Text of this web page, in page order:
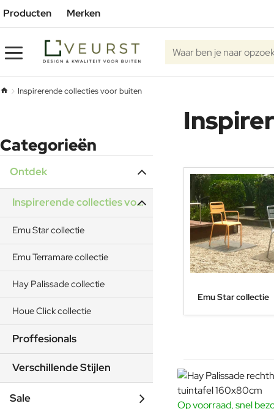
Producten Merken
Waar
opzoek?
Inspirerende collecties voor buiten
Categorieën
Ontdek
Inspirerende collecties voor buiten
Emu Star collectie
Emu Terramare collectie
Hay Palissade collectie
Houe Click collectie
Proffesionals
Verschillende Stijlen
Sale
Emu Star collectie
Op voorraad, snel